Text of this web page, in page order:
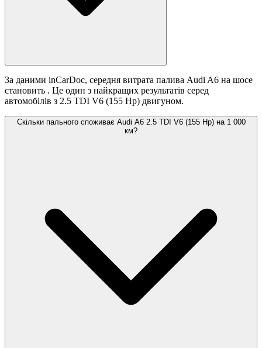
За даними inCarDoc, середня витрата палива Audi A6 на шосе
становить . Це один з найкращих результатів серед
автомобілів з 2.5 TDI V6 (155 Hp) двигуном.
Скільки пального споживає Audi A6 2.5 TDI V6 (155 Hp) на 1 000
км?